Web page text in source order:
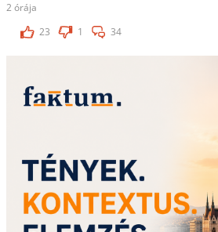
2 órája
23
1 34